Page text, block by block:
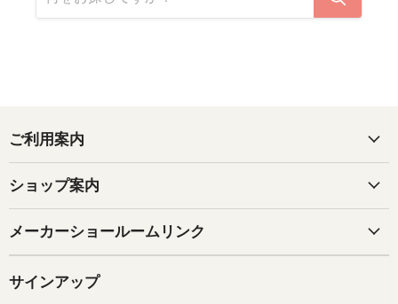
ご利用案内
ショップ案内
メーカーショールームリンク
サインアップ